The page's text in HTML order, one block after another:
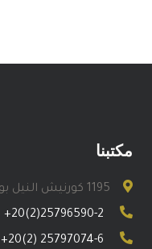
مكتبنا
1195 كورنيش النيل بولاق , محافظة القاهره
+20(2)25796590-2
+20(2) 25797074-6